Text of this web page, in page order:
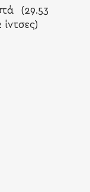
(29.53